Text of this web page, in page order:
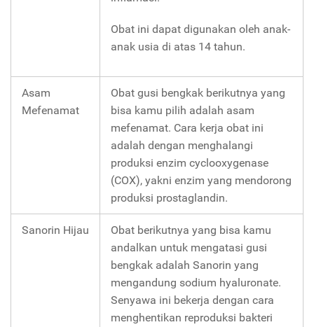
Obat ini dapat digunakan oleh anak-
anak usia di atas 14 tahun.
Asam
Mefenamat
Obat gusi bengkak berikutnya yang
bisa kamu pilih adalah asam
mefenamat. Cara kerja obat ini
adalah dengan menghalangi
produksi enzim cyclooxygenase
(COX), yakni enzim yang mendorong
produksi prostaglandin.
Sanorin Hijau
Obat berikutnya yang bisa kamu
andalkan untuk mengatasi gusi
bengkak adalah Sanorin yang
mengandung sodium hyaluronate.
Senyawa ini bekerja dengan cara
menghentikan reproduksi bakteri